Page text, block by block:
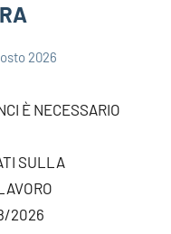
2026
È NECESSARIO
SULLA
2026